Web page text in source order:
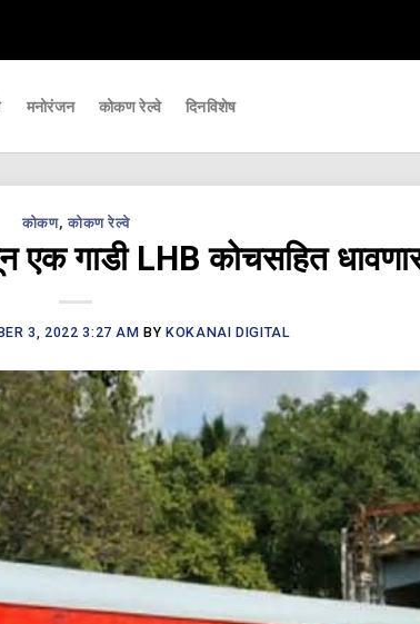
मनोरंजन कोकण रेल्वे दिनविशेष
कोकण, कोकण रेल्वे
एक गाडी LHB कोचसहित
3, 2022 3:27 AM BYKOKANAI DIGITAL